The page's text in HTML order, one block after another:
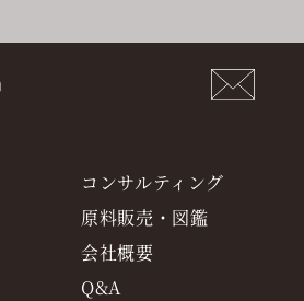
コンサルティング
原料販売・図鑑
会社概要
Q&A